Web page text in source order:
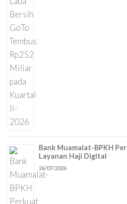
Bank Muamalat-BPKH
Layanan Haji Digital
26/07/2026